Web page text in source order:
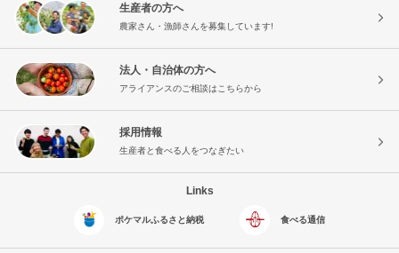
生産者の方へ
農家さん・漁師さんを募集しています!
法人・自治体の方へ
アライアンスのご相談はこちらから
採用情報
生産者と食べる人をつなぎたい
Links
ポケマルふるさと納税 食べる通信